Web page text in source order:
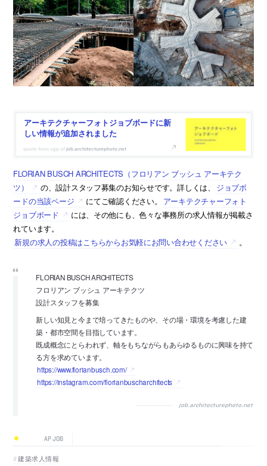
アーキテクチャーフォトジョブボードに新
しい情報が追加されました
job.architecturephoto.net
FLORIAN BUSCH ARCHITECTS（フロリアン ブッシュ アーキテク
ツ）
の、設計スタッフ募集のお知らせです。詳しくは、
ジョブボ
ードの当該ページ
にてご確認ください。
アーキテクチャーフォト
ジョブボード
には、その他にも、色々な事務所の求人情報が掲載さ
れています。
新規の求人の投稿はこちらからお気軽にお問い合わせください
。
FLORIAN BUSCH ARCHITECTS
フロリアン ブッシュ アーキテクツ
設計スタッフを募集
新しい知見と今まで培ってきたものや、その場・環境を考慮した建
築・都市空間を目指しています。
既成概念にとらわれず、軸をもちながらもあらゆるものに興味を持て
る方を求めています。
https://www.florianbusch.com/
https://instagram.com/florianbuscharchitects
job.architecturephoto.net
AP JOB
建築求人情報